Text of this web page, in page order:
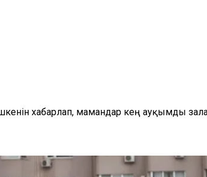
өшкенін хабарлап, мамандар кең ауқымды